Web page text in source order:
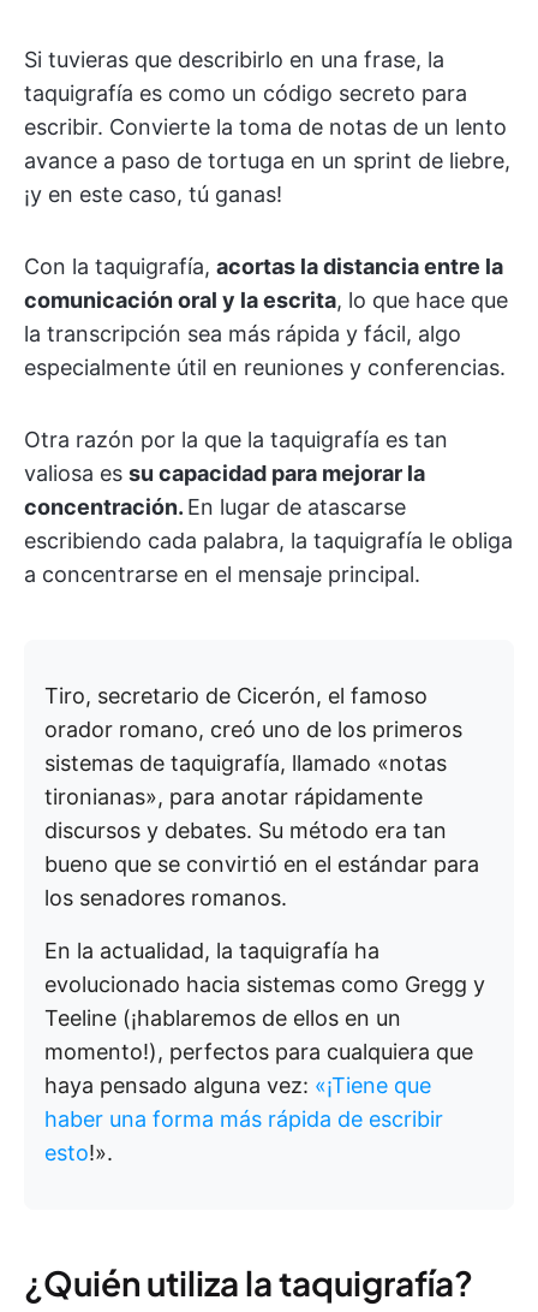
Si tuvieras que describirlo en una frase, la
taquigrafía es como un código secreto para
escribir. Convierte la toma de notas de un lento
avance a paso de tortuga en un sprint de liebre,
¡y en este caso, tú ganas!
Con la taquigrafía, acortas la distancia entre la
comunicación oral y la escrita, lo que hace que
la transcripción sea más rápida y fácil, algo
especialmente útil en reuniones y conferencias.
Otra razón por la que la taquigrafía es tan
valiosa es su capacidad para mejorar la
concentración. En lugar de atascarse
escribiendo cada palabra, la taquigrafía le obliga
a concentrarse en el mensaje principal.
Tiro, secretario de Cicerón, el famoso
orador romano, creó uno de los primeros
sistemas de taquigrafía, llamado «notas
tironianas», para anotar rápidamente
discursos y debates. Su método era tan
bueno que se convirtió en el estándar para
los senadores romanos.
En la actualidad, la taquigrafía ha
evolucionado hacia sistemas como Gregg y
Teeline (¡hablaremos de ellos en un
momento!), perfectos para cualquiera que
haya pensado alguna vez: «¡Tiene que
haber una forma más rápida de escribir
esto!».
¿Quién utiliza la taquigrafía?